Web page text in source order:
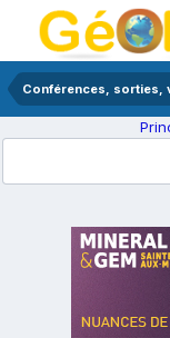
Conférences, sorties,